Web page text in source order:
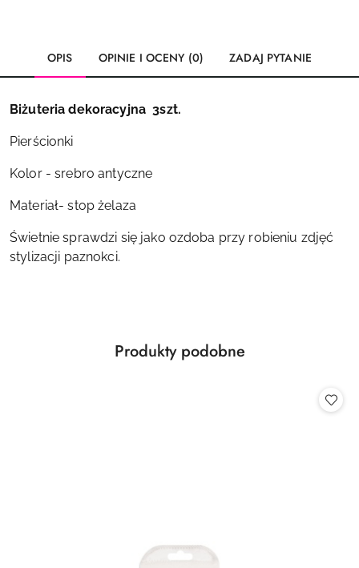
OPIS OPINIE I OCENY (0) ZADAJ PYTANIE
Biżuteria dekoracyjna 3szt.
Pierścionki
Kolor - srebro antyczne
Materiał- stop żelaza
Świetnie sprawdzi się jako ozdoba przy robieniu zdjęć
stylizacji paznokci.
Pomiń karuzelę produktów
Produkty
Produkty podobne